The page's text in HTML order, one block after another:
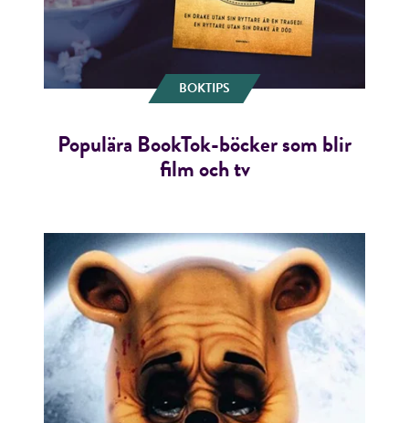
BOKTIPS
Populära BookTok-böcker som blir
film och tv